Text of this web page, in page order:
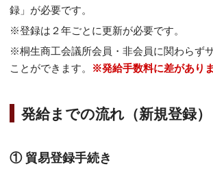
録」が必要です。
※登録は２年ごとに更新が必要です。
※桐生商工会議所会員・非会員に関わらず
ことができます。 ※発給手数料に差がありま
発給までの流れ（新規登録）
① 貿易登録手続き